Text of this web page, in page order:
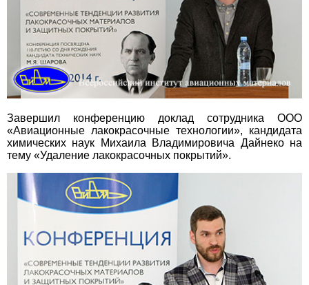
Завершил конференцию доклад сотрудника ООО
«Авиационные лакокрасочные технологии», кандидата
химических наук Михаила Владимировича Дайнеко на
тему «Удаление лакокрасочных покрытий».